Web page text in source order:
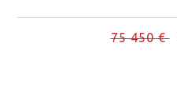
75 450 €